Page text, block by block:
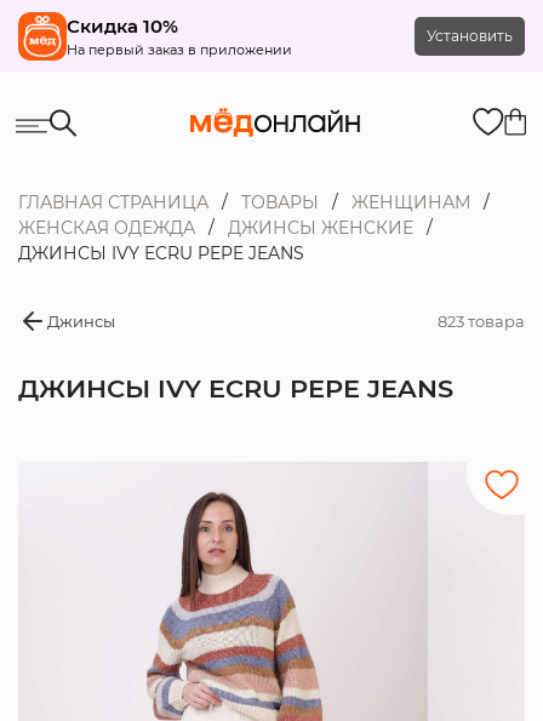
Скидка 10%
На первый заказ в приложении
Установить
ГЛАВНАЯ СТРАНИЦА ТОВАРЫ
ЖЕНЩИНАМ
ЖЕНСКАЯ ОДЕЖДА
ДЖИНСЫ ЖЕНСКИЕ
ДЖИНСЫ IVY ECRU PEPE JEANS
Джинсы 823 товара
ДЖИНСЫ IVY ECRU PEPE JEANS